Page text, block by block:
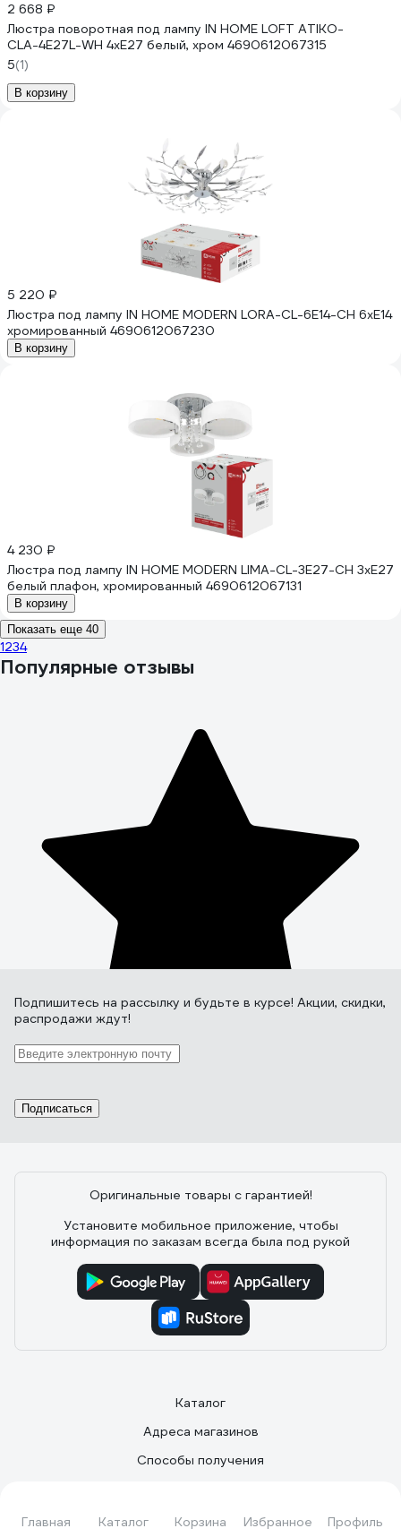
Главная Каталог Корзина Избранное Профиль
2 668 ₽
Люстра поворотная под лампу IN HOME LOFT ATIKO-
СLА-4E27L-WH 4хЕ27 белый, хром 4690612067315
5(1)
В корзину
5 220 ₽
Люстра под лампу IN HOME MODERN LORA-СL-6E14-CH 6хЕ14
хромированный 4690612067230
В корзину
4 230 ₽
Люстра под лампу IN HOME MODERN LIMA-CL-3E27-CH 3хЕ27
белый плафон, хромированный 4690612067131
В корзину
Показать еще 40
1234
Популярные отзывы
Подпишитесь на рассылку и будьте в курсе! Акции, скидки,
распродажи ждут!
Подписаться
Оригинальные товары с гарантией!
Установите мобильное приложение, чтобы
информация по заказам всегда была под рукой
Каталог
Адреса магазинов
Способы получения
Что улучшить?